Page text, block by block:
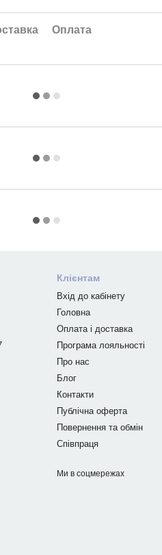
Оплата
Клієнтам
Вхід до кабінету
Головна
Оплата і доставка
Програма лояльності
Про нас
Блог
Контакти
Публічна оферта
Повернення та обмін
Співпраця
Ми в соцмережах